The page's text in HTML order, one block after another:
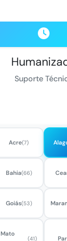
Suporte
Acre(7)
Bahia(66)
Goiás(53)
Mato
(41)